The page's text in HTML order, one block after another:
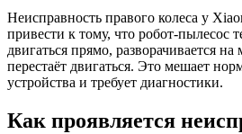
Неисправность правого колеса у
привести к тому, что робот-пылесос
двигаться прямо, разворачивается на
перестаёт двигаться. Это мешает
устройства и требует диагностики.
Как проявляется